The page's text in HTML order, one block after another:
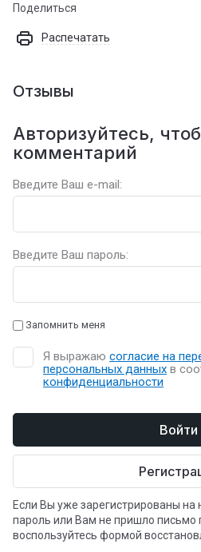
Поделиться
Распечатать
Отзывы
Авторизуйтесь,
комментарий
Введите Ваш e-mail:
Введите Ваш пароль:
Запомнить меня
Я выражаю согласие на
персональных данных в
конфиденциальности
Войти
Если Вы уже зарегистрированы на
пароль или Вам не пришло письмо
воспользуйтесь формой